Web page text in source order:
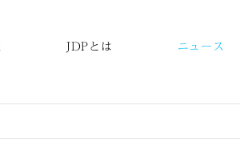
JDPとは ニュース